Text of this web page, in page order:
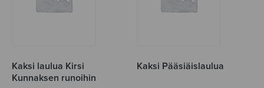
Kaksi laulua Kirsi
Kunnaksen runoihin
Kaksi Pääsiäislaulua